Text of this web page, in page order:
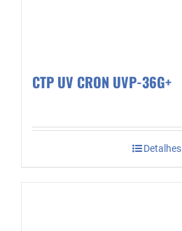
CTP UV CRON UVP-36G+
Detalhes